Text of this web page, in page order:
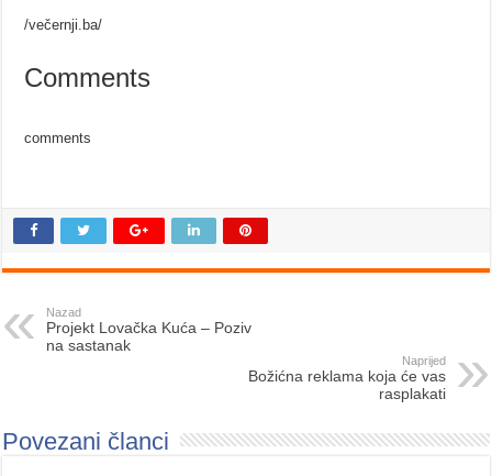
/večernji.ba/
Comments
comments
Nazad
Projekt Lovačka Kuća – Poziv
na sastanak
Naprijed
Božićna reklama koja će vas
rasplakati
Povezani članci